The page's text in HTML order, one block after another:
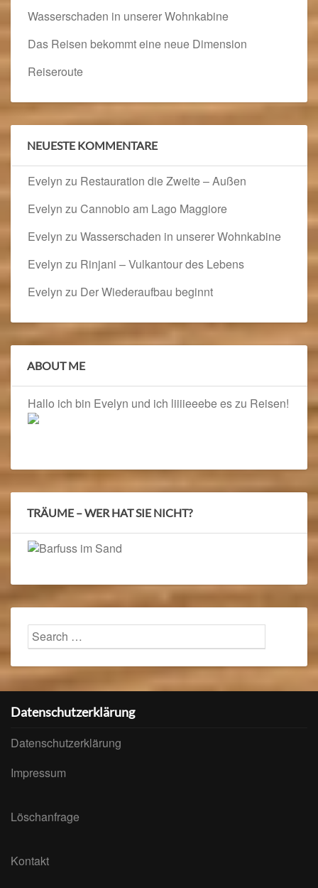
Wasserschaden in unserer Wohnkabine
Das Reisen bekommt eine neue Dimension
Reiseroute
NEUESTE KOMMENTARE
Evelyn zu Restauration die Zweite – Außen
Evelyn zu Cannobio am Lago Maggiore
Evelyn zu Wasserschaden in unserer Wohnkabine
Evelyn zu Rinjani – Vulkantour des Lebens
Evelyn zu Der Wiederaufbau beginnt
ABOUT ME
Hallo ich bin Evelyn und ich liiiieeebe es zu Reisen!
TRÄUME – WER HAT SIE NICHT?
Search
for:
Datenschutzerklärung
Datenschutzerklärung
Impressum
Löschanfrage
Kontakt